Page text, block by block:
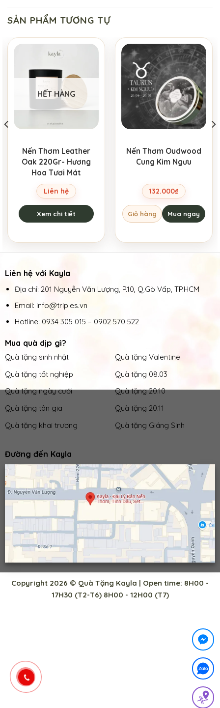
SẢN PHẨM TƯƠNG TỰ
HẾT HÀNG
Nến Thơm Leather
Oak 220Gr- Hương
Hoa Tươi Mát
Liên hệ
Xem chi tiết
Nến Thơm Oudwood
Cung Kim Ngưu
132.000₫
Giỏ hàng Mua ngay
Liên hệ với Kayla
Địa chỉ: 201 Nguyễn Văn Lượng, P.10, Q.Gò Vấp, TP.HCM
Email: info@triples.vn
Hotline: 0934 305 015 – 0902 570 522
Mua quà dịp gì?
Quà tặng sinh nhật
Quà tặng tốt nghiệp
Quà tặng ngày cưới
Quà tặng tân gia
Quà tặng khai trương
Quà tặng Valentine
Quà tặng 08.03
Quà tặng 20.10
Quà tặng 20.11
Quà tặng Giáng Sinh
Đường đến Kayla
Copyright 2026 © Quà Tặng Kayla | Open time: 8H00 -
17H30 (T2-T6) 8H00 - 12H00 (T7)